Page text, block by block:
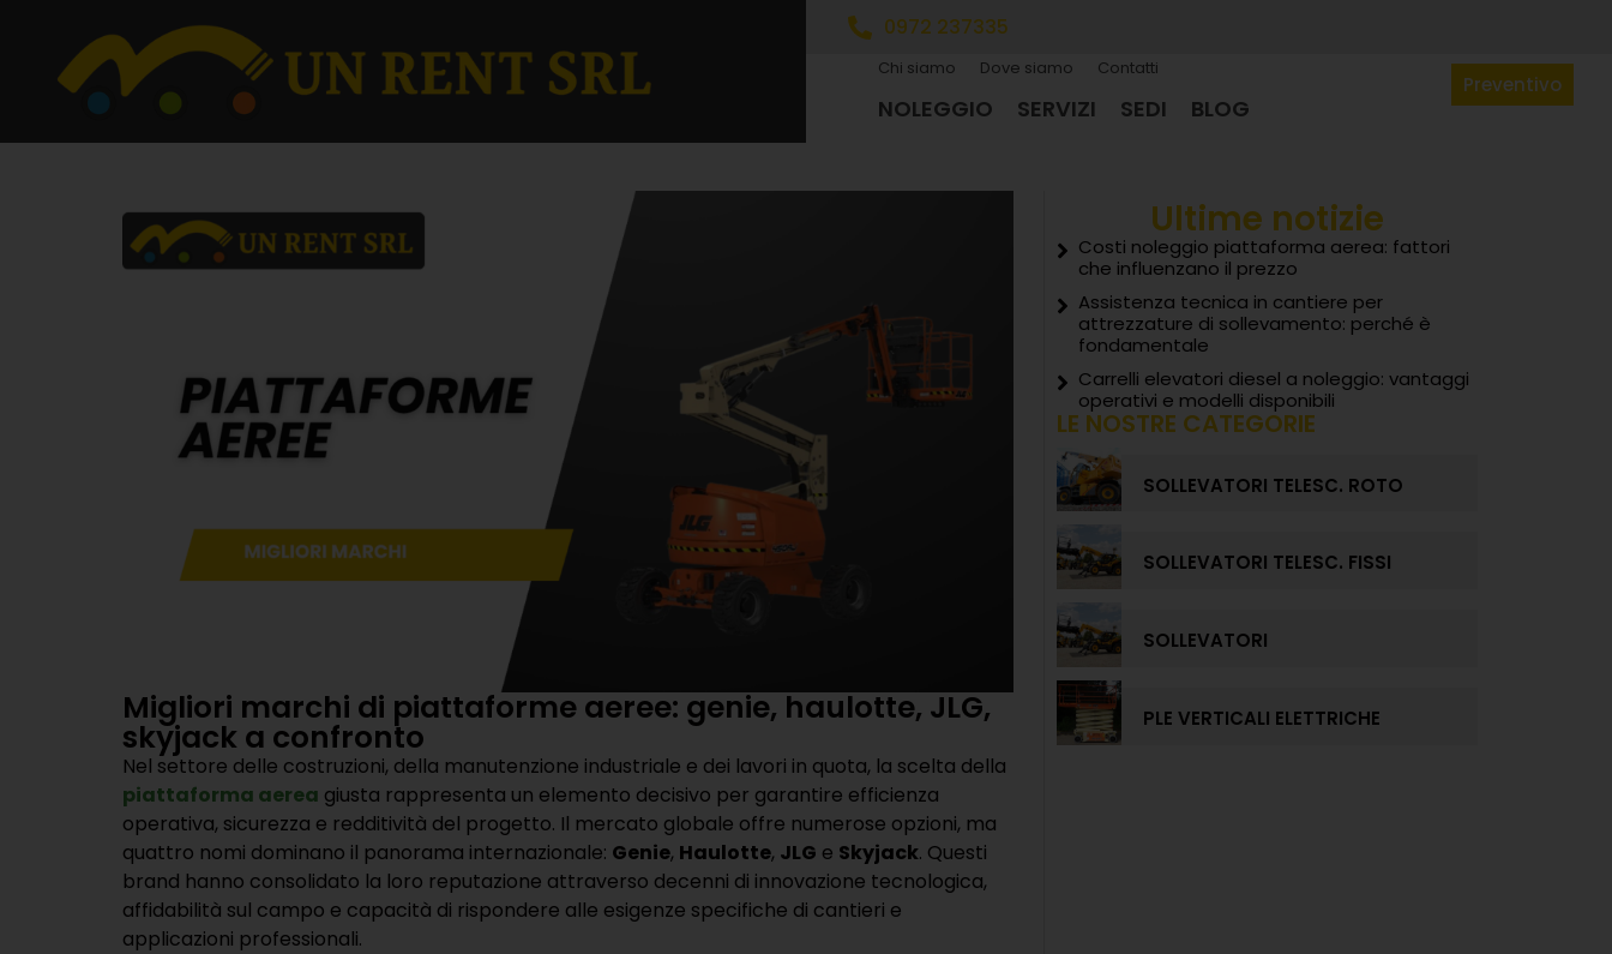
0972 237335
Chi siamo Dove siamo Contatti
NOLEGGIO SERVIZI SEDI BLOG
Preventivo
Migliori marchi di piattaforme aeree: genie, haulotte, JLG,
skyjack a confronto
Nel settore delle costruzioni, della manutenzione industriale e dei lavori in quota, la scelta della
piattaforma aerea giusta rappresenta un elemento decisivo per garantire efficienza
operativa, sicurezza e redditività del progetto. Il mercato globale offre numerose opzioni, ma
quattro nomi dominano il panorama internazionale: Genie, Haulotte, JLG e Skyjack. Questi
brand hanno consolidato la loro reputazione attraverso decenni di innovazione tecnologica,
affidabilità sul campo e capacità di rispondere alle esigenze specifiche di cantieri e
applicazioni professionali.
Ultime notizie
Costi noleggio piattaforma aerea: fattori
che influenzano il prezzo
Assistenza tecnica in cantiere per
attrezzature di sollevamento: perché è
fondamentale
Carrelli elevatori diesel a noleggio: vantaggi
operativi e modelli disponibili
LE NOSTRE CATEGORIE
SOLLEVATORI TELESC. ROTO
SOLLEVATORI TELESC. FISSI
SOLLEVATORI
PLE VERTICALI ELETTRICHE